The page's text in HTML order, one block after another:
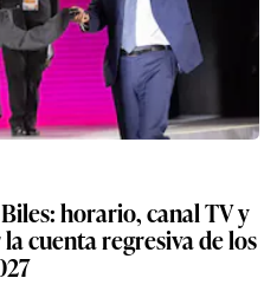
horario, canal TV y
cuenta regresiva de los